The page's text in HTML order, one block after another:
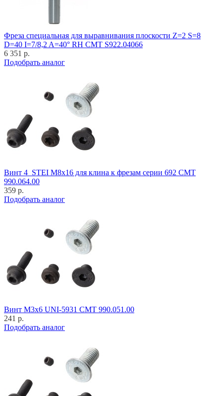
Фреза специальная для выравнивания плоскости Z=2 S=8
D=40 I=7/8,2 A=40° RH CMT S922.04066
6 351 р.
Подобрать аналог
Винт 4_STEI M8x16 для клина к фрезам серии 692 CMT
990.064.00
359 р.
Подобрать аналог
Винт M3x6 UNI-5931 CMT 990.051.00
241 р.
Подобрать аналог